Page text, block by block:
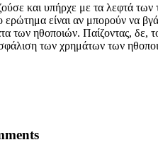
και υπήρχε με τα λεφτά των
είναι αν μπορούν να
των ηθοποιών. Παίζοντας, δε,
των χρημάτων των